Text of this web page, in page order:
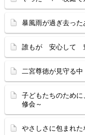
暴風雨が過ぎ去った
誰もが 安心して
二宮尊徳が見守る
子どもたちのため
修会～
やさしさに包まれ